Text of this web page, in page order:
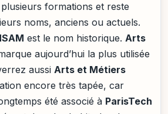
formations et reste
noms, anciens ou actuels.
est le nom historique. Arts
aujourd’hui la plus utilisée
aussi Arts et Métiers
encore très tapée, car
été associé à ParisTech